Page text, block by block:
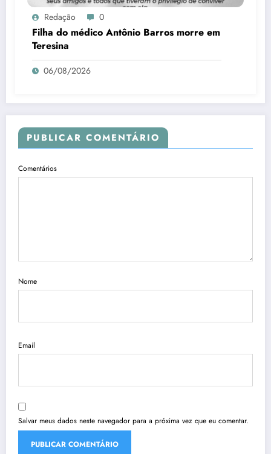
Redação 0
Filha do médico Antônio Barros morre em
Teresina
06/08/2026
PUBLICAR COMENTÁRIO
Comentários
Nome
Email
Salvar meus dados neste navegador para a próxima vez que eu comentar.